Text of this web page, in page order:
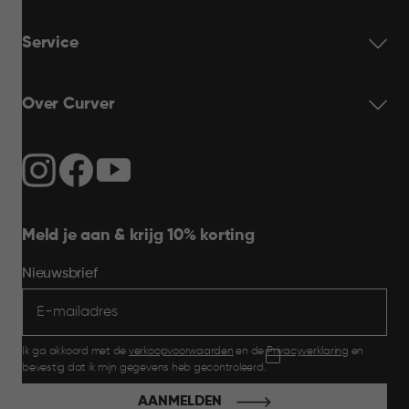
Service
Over Curver
Meld je aan & krijg 10% korting
Nieuwsbrief
Ik ga akkoord met de verkoopvoorwaarden en dePrivacyverklaring en
bevestig dat ik mijn gegevens heb gecontroleerd.
AANMELDEN